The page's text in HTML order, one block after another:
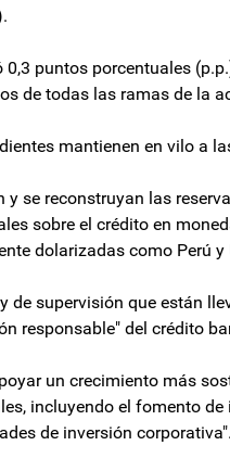
puntos porcentuales
de todas las ramas de la
mantienen en vilo a
se reconstruyan las
sobre el crédito en
dolarizadas como Perú y
de supervisión que están
responsable" del crédito
un crecimiento más
incluyendo el fomento
de inversión corporativa".